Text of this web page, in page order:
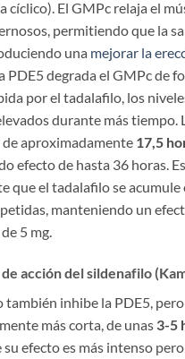
cíclico). El GMPc relaja el
permitiendo que la
una mejorar la
PDE5 degrada el GMPc de
por el tadalafilo, los
durante más tiempo.
aproximadamente 17,5
efecto de hasta 36 horas.
que el tadalafilo se acumule
manteniendo un
5 mg.
acción del sildenafilo
también inhibe la PDE5,
más corta, de unas 3-5
efecto es más intenso